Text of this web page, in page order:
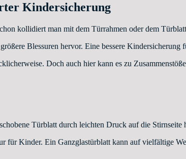
Kindersicherung
kollidiert man mit dem Türrahmen oder dem
Blessuren hervor. Eine bessere Kindersicherung
Doch auch hier kann es zu
Türblatt durch leichten Druck auf die
für Kinder. Ein Ganzglastürblatt kann auf vielfältige